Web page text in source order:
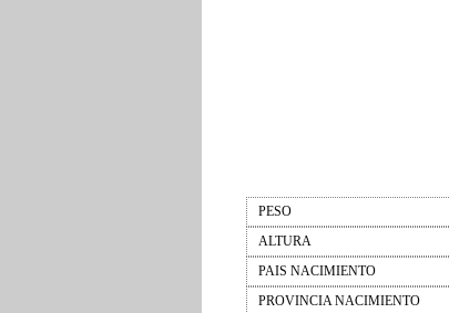
PESO
ALTURA
PAIS NACIMIENTO
PROVINCIA NACIMIENTO